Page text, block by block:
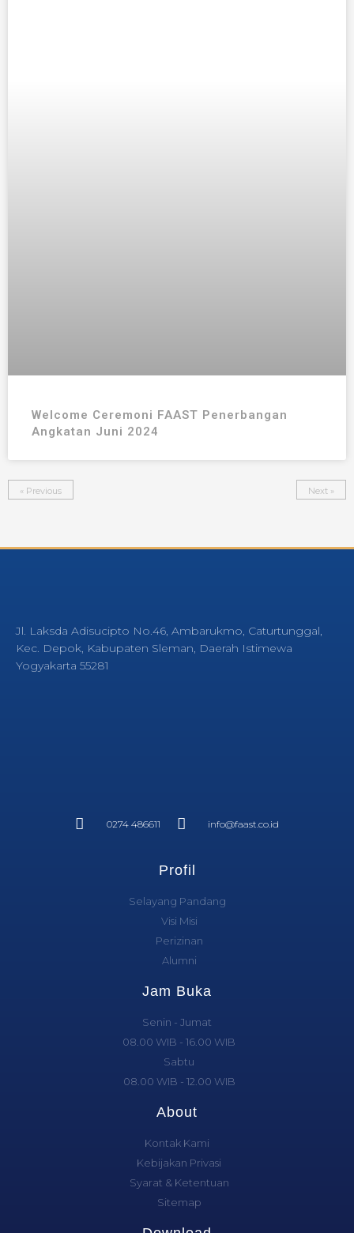
Welcome Ceremoni FAAST Penerbangan
Angkatan Juni 2024
« Previous Next »
Jl. Laksda Adisucipto No.46, Ambarukmo, Caturtunggal,
Kec. Depok, Kabupaten Sleman, Daerah Istimewa
Yogyakarta 55281
0274 486611 info@faast.co.id
Profil
Selayang Pandang
Visi Misi
Perizinan
Alumni
Jam Buka
Senin - Jumat
08.00 WIB - 16.00 WIB
Sabtu
08.00 WIB - 12.00 WIB
About
Kontak Kami
Kebijakan Privasi
Syarat & Ketentuan
Sitemap